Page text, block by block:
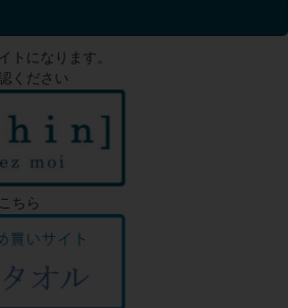
トになります。
ください
ちら